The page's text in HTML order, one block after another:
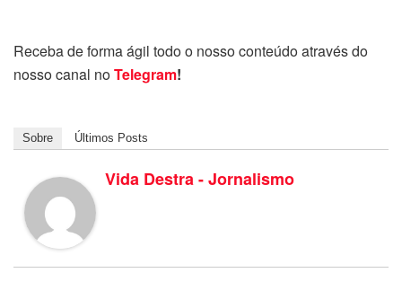
Receba de forma ágil todo o nosso conteúdo através do
nosso canal noTelegram!
Sobre Últimos Posts
Vida Destra - Jornalismo